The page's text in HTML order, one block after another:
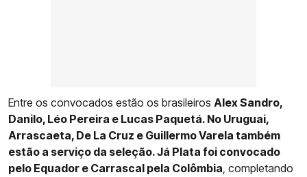
Entre os convocados estão os brasileiros Alex Sandro,
Danilo, Léo Pereira e Lucas Paquetá. No Uruguai,
Arrascaeta, De La Cruz e Guillermo Varela também
estão a serviço da seleção. Já Plata foi convocado
pelo Equador e Carrascal pela Colômbia, completando